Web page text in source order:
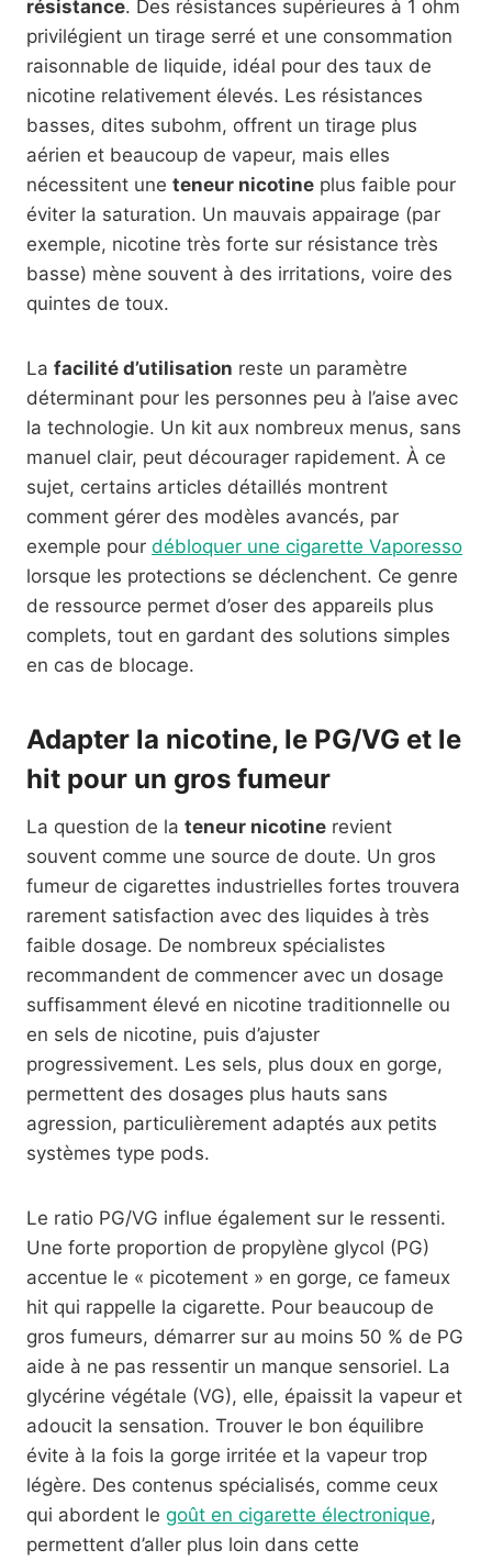
résistance. Des résistances supérieures à 1 ohm
privilégient un tirage serré et une consommation
raisonnable de liquide, idéal pour des taux de
nicotine relativement élevés. Les résistances
basses, dites subohm, offrent un tirage plus
aérien et beaucoup de vapeur, mais elles
nécessitent une teneur nicotine plus faible pour
éviter la saturation. Un mauvais appairage (par
exemple, nicotine très forte sur résistance très
basse) mène souvent à des irritations, voire des
quintes de toux.
La facilité d’utilisation reste un paramètre
déterminant pour les personnes peu à l’aise avec
la technologie. Un kit aux nombreux menus, sans
manuel clair, peut décourager rapidement. À ce
sujet, certains articles détaillés montrent
comment gérer des modèles avancés, par
exemple pour débloquer une cigarette Vaporesso
lorsque les protections se déclenchent. Ce genre
de ressource permet d’oser des appareils plus
complets, tout en gardant des solutions simples
en cas de blocage.
Adapter la nicotine, le PG/VG et le
hit pour un gros fumeur
La question de la teneur nicotine revient
souvent comme une source de doute. Un gros
fumeur de cigarettes industrielles fortes trouvera
rarement satisfaction avec des liquides à très
faible dosage. De nombreux spécialistes
recommandent de commencer avec un dosage
suffisamment élevé en nicotine traditionnelle ou
en sels de nicotine, puis d’ajuster
progressivement. Les sels, plus doux en gorge,
permettent des dosages plus hauts sans
agression, particulièrement adaptés aux petits
systèmes type pods.
Le ratio PG/VG influe également sur le ressenti.
Une forte proportion de propylène glycol (PG)
accentue le « picotement » en gorge, ce fameux
hit qui rappelle la cigarette. Pour beaucoup de
gros fumeurs, démarrer sur au moins 50 % de PG
aide à ne pas ressentir un manque sensoriel. La
glycérine végétale (VG), elle, épaissit la vapeur et
adoucit la sensation. Trouver le bon équilibre
évite à la fois la gorge irritée et la vapeur trop
légère. Des contenus spécialisés, comme ceux
qui abordent le goût en cigarette électronique,
permettent d’aller plus loin dans cette